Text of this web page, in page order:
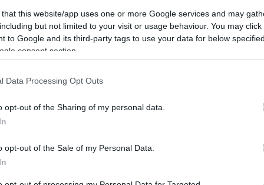
that this website/app uses one or more Google services and may
but not limited to your visit or usage behaviour. You may
to Google and its third-party tags to use your data for below
consent section.
Data Processing Opt Outs
opt-out of the Sharing of my personal data.
opt-out of the Sale of my Personal Data.
da 17 nazioni, tra cui Armenia,
rappresenta un’importante occasione
che unisce divertimento e